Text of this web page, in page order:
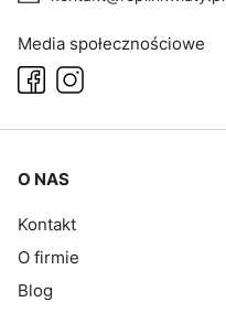
Media społecznościowe
Linki w stopce
O NAS
Kontakt
O firmie
Blog